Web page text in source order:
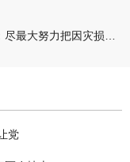
党